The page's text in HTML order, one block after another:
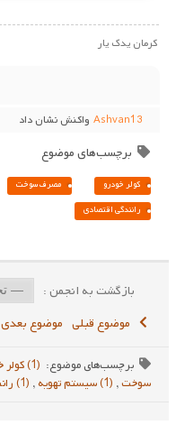
کرمان یدک یار
Ashvan13 واکنش نشان داد
برچسب‌های موضوع
کولر خودرو مصرف سوخت
رانندگی اقتصادی
بازگشت به انجمن :
موضوع قبلی موضوع بعدی
برچسب‌های موضوع: (1) کولر خودرو
سوخت, (1) سیستم تهویه , (1) رانندگی اقتصادی